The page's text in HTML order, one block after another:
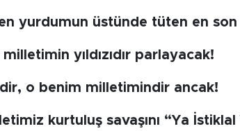
yurdumun üstünde tüten en son
yıldızıdır parlayacak!
o benim milletimindir ancak!
kurtuluş savaşını “Ya